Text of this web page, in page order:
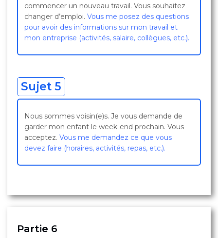
commencer un nouveau travail. Vous souhaitez
changer d’emploi. Vous me posez des questions
pour avoir des informations sur mon travail et
mon entreprise (activités, salaire, collègues, etc.).
Sujet 5
Nous sommes voisin(e)s. Je vous demande de
garder mon enfant le week-end prochain. Vous
acceptez. Vous me demandez ce que vous
devez faire (horaires, activités, repas, etc.).
Partie 6